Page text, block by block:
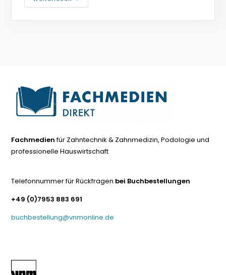
Fachmedienfür Zahntechnik & Zahnmedizin, Podologie und
professionelle Hauswirtschaft
Telefonnummer für Rückfragen bei Buchbestellungen
+49 (0)7953 883 691
buchbestellung@vnmonline.de